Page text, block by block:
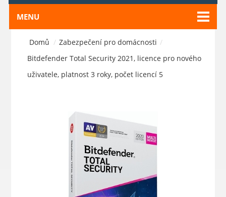
MENU
Domů / Zabezpečení pro domácnosti /
Bitdefender Total Security 2021, licence pro nového
uživatele, platnost 3 roky, počet licencí 5